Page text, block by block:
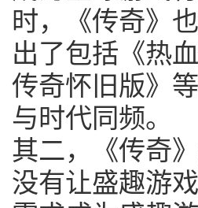
时，《传奇》
出了包括《热
传奇怀旧版》
与时代同频。
其二，《传奇
没有让盛趣游